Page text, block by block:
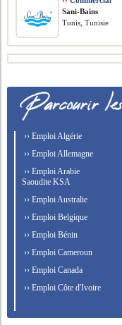
Sani-Bains
Tunis, Tunisie
›› Emploi Algérie
›› Emploi Allemagne
›› Emploi Arabie
Saoudite KSA
›› Emploi Australie
›› Emploi Belgique
›› Emploi Bénin
›› Emploi Cameroun
›› Emploi Canada
›› Emploi Côte d'Ivoire